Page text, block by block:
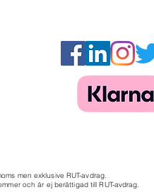
men exklusive RUT-avdrag.
och är ej berättigad till RUT-avdrag.